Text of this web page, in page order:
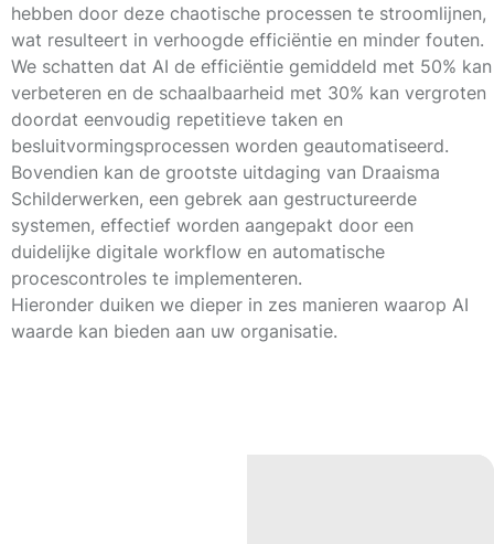
hebben door deze chaotische processen te stroomlijnen,
wat resulteert in verhoogde efficiëntie en minder fouten.
We schatten dat AI de efficiëntie gemiddeld met 50% kan
verbeteren en de schaalbaarheid met 30% kan vergroten
doordat eenvoudig repetitieve taken en
besluitvormingsprocessen worden geautomatiseerd.
Bovendien kan de grootste uitdaging van Draaisma
Schilderwerken, een gebrek aan gestructureerde
systemen, effectief worden aangepakt door een
duidelijke digitale workflow en automatische
procescontroles te implementeren.
Hieronder duiken we dieper in zes manieren waarop AI
waarde kan bieden aan uw organisatie.